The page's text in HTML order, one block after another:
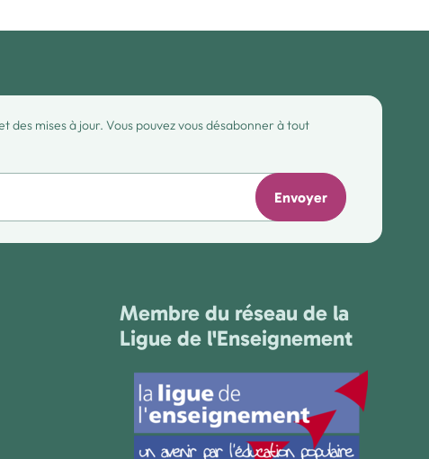
mises à jour. Vous pouvez vous désabonner à tout
Envoyer
Membre du réseau de la
Ligue de l'Enseignement